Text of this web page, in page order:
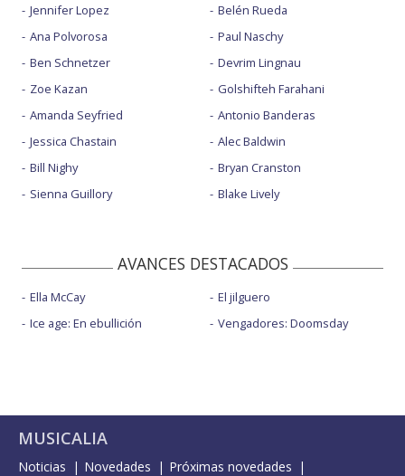
Jennifer Lopez
Ana Polvorosa
Ben Schnetzer
Zoe Kazan
Amanda Seyfried
Jessica Chastain
Bill Nighy
Sienna Guillory
Belén Rueda
Paul Naschy
Devrim Lingnau
Golshifteh Farahani
Antonio Banderas
Alec Baldwin
Bryan Cranston
Blake Lively
AVANCES DESTACADOS
Ella McCay
Ice age: En ebullición
El jilguero
Vengadores: Doomsday
MUSICALIA
Noticias Novedades
Próximas novedades